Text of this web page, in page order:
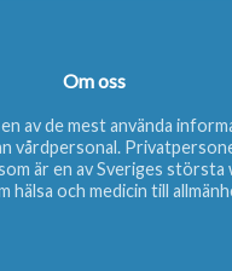
Om oss
av de mest använda
vårdpersonal.
är en av Sveriges
hälsa och medicin till